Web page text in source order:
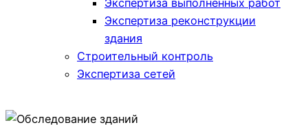
Экспертиза реконструкции
здания
Строительный контроль
Экспертиза сетей